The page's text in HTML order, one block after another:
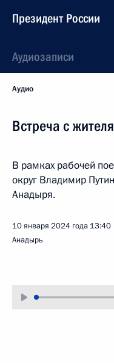
Президент России
Аудиозаписи
Аудио
Встреча с
В рамках рабочей
округ Владимир
Анадыря.
10 января 2024 года 13:40
Анадырь